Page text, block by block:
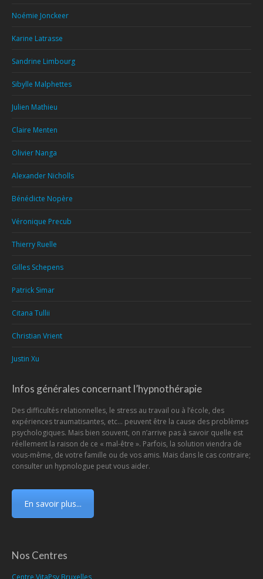
Noémie Jonckeer
Karine Latrasse
Sandrine Limbourg
Sibylle Malphettes
Julien Mathieu
Claire Menten
Olivier Nanga
Alexander Nicholls
Bénédicte Nopère
Véronique Precub
Thierry Ruelle
Gilles Schepens
Patrick Simar
Citana Tullii
Christian Vrient
Justin Xu
Infos générales concernant l’hypnothérapie
Des difficultés relationnelles, le stress au travail ou à l’école, des
expériences traumatisantes, etc… peuvent être la cause des problèmes
psychologiques. Mais bien souvent, on n’arrive pas à savoir quelle est
réellement la raison de ce « mal-être ». Parfois, la solution viendra de
vous-même, de votre famille ou de vos amis. Mais dans le cas contraire;
consulter un hypnologue peut vous aider.
En savoir plus...
Nos Centres
Centre VitaPsy Bruxelles